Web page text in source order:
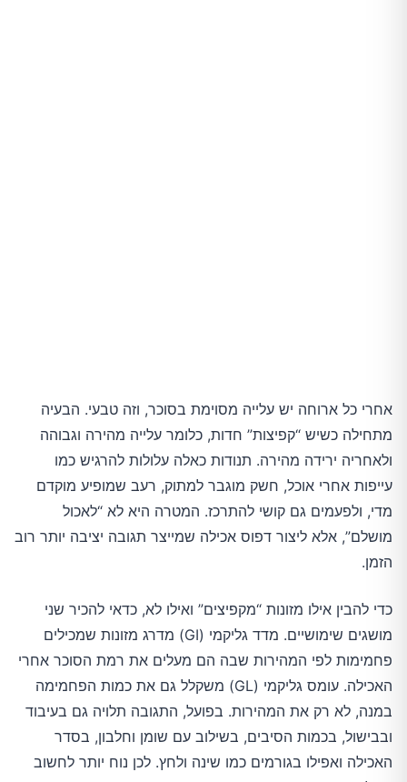
אחרי כל ארוחה יש עלייה מסוימת בסוכר, וזה טבעי. הבעיה
מתחילה כשיש “קפיצות” חדות, כלומר עלייה מהירה וגבוהה
ולאחריה ירידה מהירה. תנודות כאלה עלולות להרגיש כמו
עייפות אחרי אוכל, חשק מוגבר למתוק, רעב שמופיע מוקדם
מדי, ולפעמים גם קושי להתרכז. המטרה היא לא “לאכול
מושלם”, אלא ליצור דפוס אכילה שמייצר תגובה יציבה יותר רוב
הזמן.
כדי להבין אילו מזונות “מקפיצים” ואילו לא, כדאי להכיר שני
מושגים שימושיים. מדד גליקמי (GI) מדרג מזונות שמכילים
פחמימות לפי המהירות שבה הם מעלים את רמת הסוכר אחרי
האכילה. עומס גליקמי (GL) משקלל גם את כמות הפחמימה
במנה, לא רק את המהירות. בפועל, התגובה תלויה גם בעיבוד
ובבישול, בכמות הסיבים, בשילוב עם שומן וחלבון, בסדר
האכילה ואפילו בגורמים כמו שינה ולחץ. לכן נוח יותר לחשוב